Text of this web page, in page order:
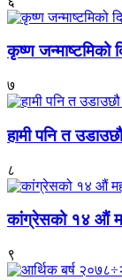
कृष्ण
७
हामी पनि त
८
कांग्रेसको १४ औं
९